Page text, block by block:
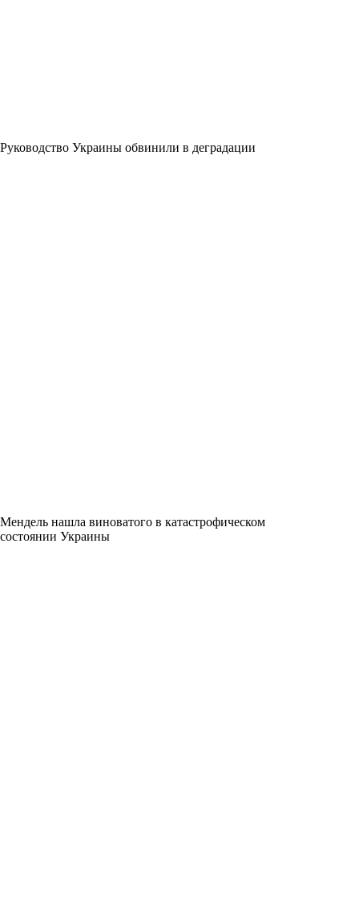
Руководство Украины обвинили в деградации
Мендель нашла виноватого в катастрофическом
состоянии Украины